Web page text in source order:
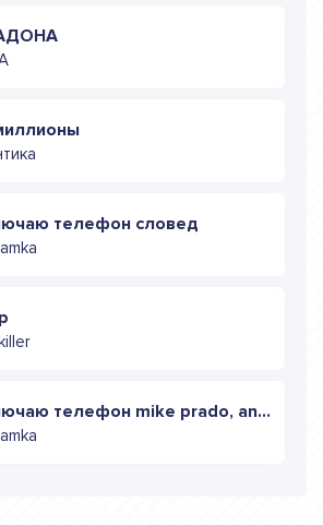
телефон слoвед
Отключаю телефон mike prado, anton rudd, sdob radio